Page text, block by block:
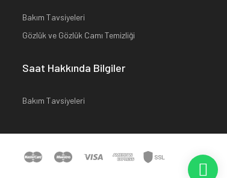
Bakım Tavsiyeleri
Gözlük ve Gözlük Camı Temizliği
Saat Hakkında Bilgiler
Bakım Tavsiyeleri